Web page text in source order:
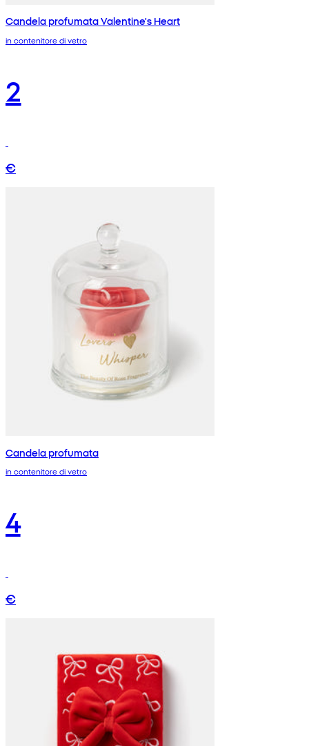
Candela profumata Valentine's Heart
in contenitore di vetro
2
€
Candela profumata
in contenitore di vetro
4
€